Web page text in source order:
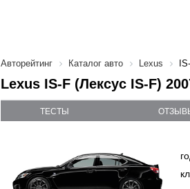
Авторейтинг Каталог авто Lexus
Lexus IS-F (Лексус IS-F)
ТЕСТЫ